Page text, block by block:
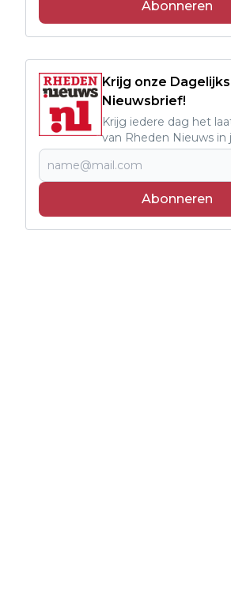
Abonneren
Krijg onze
Nieuwsbrief!
Krijg iedere dag het
van Rheden Nieuws in
Abonneren